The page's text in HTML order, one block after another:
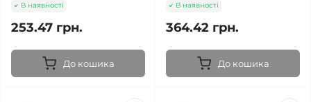
В наявності
253.47 грн.
До кошика
В наявності
364.42 грн.
До кошика